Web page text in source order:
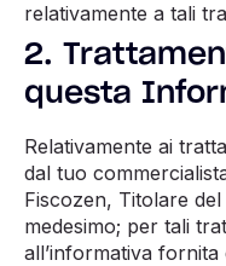
relativamente a tali
2.
questa
Relativamente ai
dal tuo
Fiscozen, Titolare
medesimo; per tali
all’informativa